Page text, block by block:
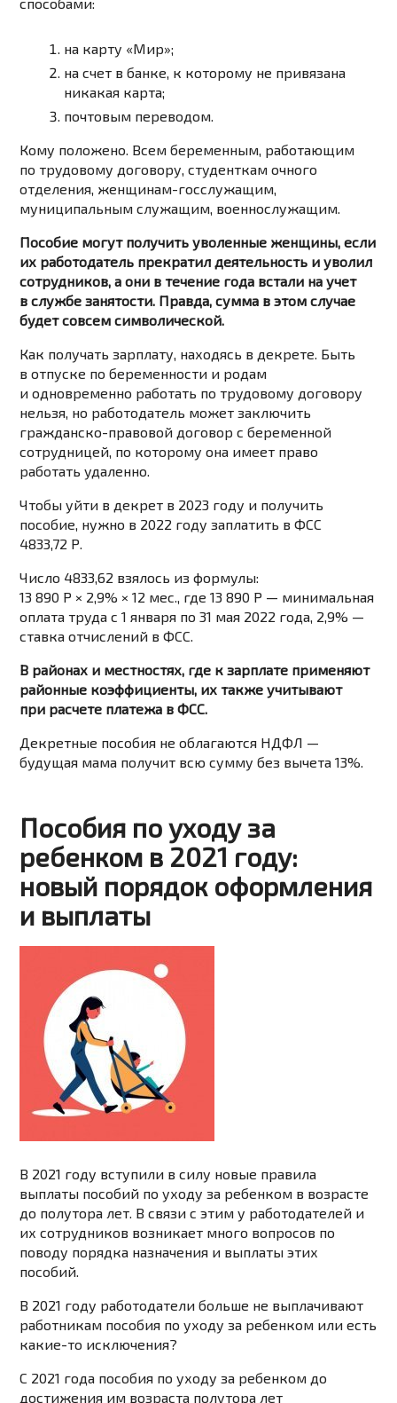
на карту «Мир»;
на счет в банке, к которому не привязана
никакая карта;
почтовым переводом.
Кому положено. Всем беременным, работающим
по трудовому договору, студенткам очного
отделения, женщинам-госслужащим,
муниципальным служащим, военнослужащим.
Пособие могут получить уволенные женщины, если
их работодатель прекратил деятельность и уволил
сотрудников, а они в течение года встали на учет
в службе занятости. Правда, сумма в этом случае
будет совсем символической.
Как получать зарплату, находясь в декрете. Быть
в отпуске по беременности и родам
и одновременно работать по трудовому договору
нельзя, но работодатель может заключить
гражданско-правовой договор с беременной
сотрудницей, по которому она имеет право
работать удаленно.
Чтобы уйти в декрет в 2023 году и получить
пособие, нужно в 2022 году заплатить в ФСС
4833,72 Р.
Число 4833,62 взялось из формулы:
13 890 Р × 2,9% × 12 мес., где 13 890 Р — минимальная
оплата труда с 1 января по 31 мая 2022 года, 2,9% —
ставка отчислений в ФСС.
В районах и местностях, где к зарплате применяют
районные коэффициенты, их также учитывают
при расчете платежа в ФСС.
Декретные пособия не облагаются НДФЛ —
будущая мама получит всю сумму без вычета 13%.
Пособия по уходу за
ребенком в 2021 году:
новый порядок оформления
и выплаты
В 2021 году вступили в силу новые правила
выплаты пособий по уходу за ребенком в возрасте
до полутора лет. В связи с этим у работодателей и
их сотрудников возникает много вопросов по
поводу порядка назначения и выплаты этих
пособий.
В 2021 году работодатели больше не выплачивают
работникам пособия по уходу за ребенком или есть
какие-то исключения?
С 2021 года пособия по уходу за ребенком до
достижения им возраста полутора лет